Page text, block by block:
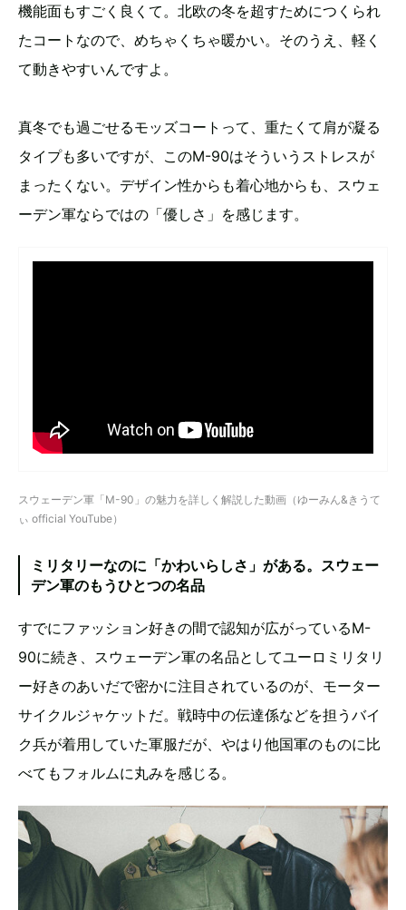
機能面もすごく良くて。北欧の冬を超すためにつくられ
たコートなので、めちゃくちゃ暖かい。そのうえ、軽く
て動きやすいんですよ。
真冬でも過ごせるモッズコートって、重たくて肩が凝る
タイプも多いですが、このM-90はそういうストレスが
まったくない。デザイン性からも着心地からも、スウェ
ーデン軍ならではの「優しさ」を感じます。
スウェーデン軍「M-90」の魅力を詳しく解説した動画（ゆーみん&きうて
ぃ official YouTube）
ミリタリーなのに「かわいらしさ」がある。スウェー
デン軍のもうひとつの名品
すでにファッション好きの間で認知が広がっているM-
90に続き、スウェーデン軍の名品としてユーロミリタリ
ー好きのあいだで密かに注目されているのが、モーター
サイクルジャケットだ。戦時中の伝達係などを担うバイ
ク兵が着用していた軍服だが、やはり他国軍のものに比
べてもフォルムに丸みを感じる。